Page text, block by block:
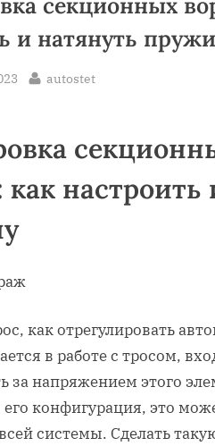
и натянуть
By
autostet
настроить
как отрегулировать
в работе с тросом,
за напряжением этого
конфигурация, это
системы. Сделать